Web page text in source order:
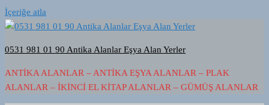
İçeriğe atla
0531 981 01 90 Antika Alanlar Eşya Alan Yerler
ANTIKA ALANLAR – ANTIKA EŞYA ALANLAR – PLAK
ALANLAR – İKINCI EL KITAP ALANLAR – GÜMÜŞ ALANLAR